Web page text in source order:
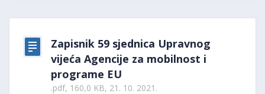
Zapisnik 59 sjednica Upravnog
vijeća Agencije za mobilnost i
programe EU
.pdf, 160,0 KB, 21. 10. 2021.